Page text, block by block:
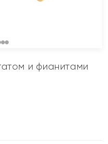
и фианитами